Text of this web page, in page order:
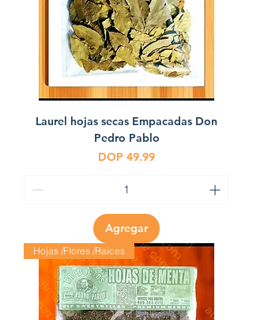
Laurel hojas secas Empacadas Don
Pedro Pablo
Precio
DOP 49.99
Agregar
Hojas /Flores /Raices